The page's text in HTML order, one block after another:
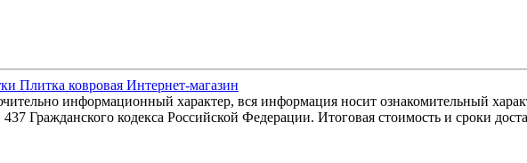
Плитка ковровая Интернет-магазин
информационный характер, вся информация носит ознакомительный
Гражданского кодекса Российской Федерации. Итоговая стоимость и сроки